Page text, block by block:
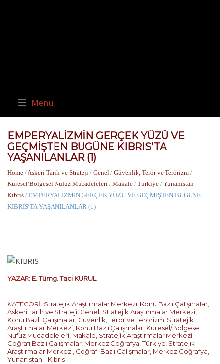
Menu
EMPERYALİZMİN GERÇEK YÜZÜ VE
GEÇMİŞTEN BUGÜNE KIBRIS’TA
YAŞANILANLAR (1)
Home /Askeri Tarih ve Strateji / Genel / Güvenlik, Terör ve Terörizm /
Küresel/Bölgesel Nüfuz Mücadeleleri / Makale / Türkiye / Yunanistan -
Kıbrıs / EMPERYALİZMİN GERÇEK YÜZÜ VE GEÇMİŞTEN BUGÜNE
KIBRIS’TA YAŞANILANLAR (1)
YAZAR: E. Tümg. Taci KURUL
KATEGORİ: Stratejik Araştırmalar Merkezi, Konu Bazlı Çalışmalar,
Askeri Tarih ve Strateji, Genel, Stratejik Araştırmalar Merkezi,
Konu Bazlı Çalışmalar, Güvenlik, Terör ve Terörizm, Stratejik
Araştırmalar Merkezi, Konu Bazlı Çalışmalar, Küresel/Bölgesel
Nüfuz Mücadeleleri, Makale, Stratejik Araştırmalar Merkezi,
Coğrafi Bazlı Çalışmalar, Merkez Coğrafya,Türkiye, Stratejik
Araştırmalar Merkezi, Coğrafi Bazlı Çalışmalar, Merkez Coğrafya,
Yunanistan - Kıbrıs